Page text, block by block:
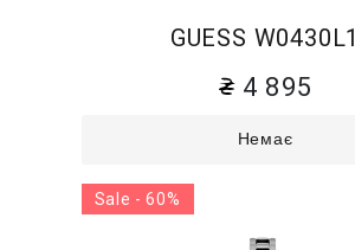
GUESS W0430L1
4 895
Немає
Sale - 60%